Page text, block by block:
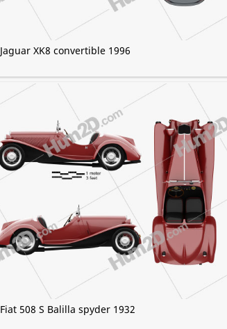
Jaguar XK8 convertible 1996
Fiat 508 S Balilla spyder 1932